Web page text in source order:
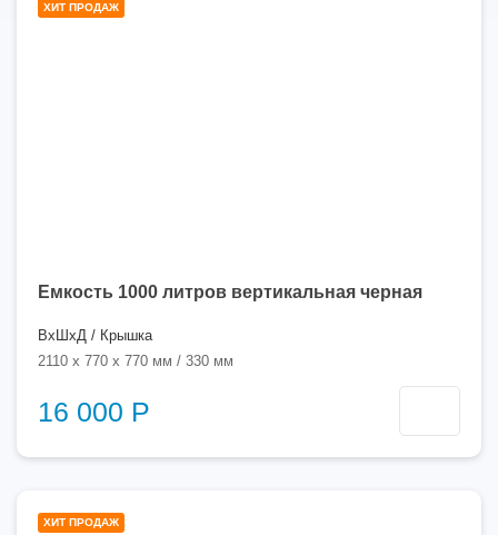
ХИТ ПРОДАЖ
Емкость 1000 литров вертикальная черная
ВхШхД / Крышка
2110 x 770 x 770 мм / 330 мм
16 000 Р
ХИТ ПРОДАЖ